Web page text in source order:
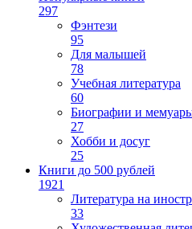
297
Фэнтези
95
Для малышей
78
Учебная литература
60
Биографии и
27
Хобби и досуг
25
Книги до 500 рублей
1921
Литература на
33